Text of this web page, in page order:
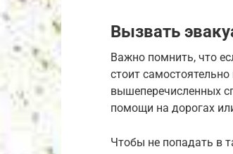
Вызвать
Важно помнить, что
стоит
вышеперечисленных
помощи на дорогах
Чтобы не попадать в